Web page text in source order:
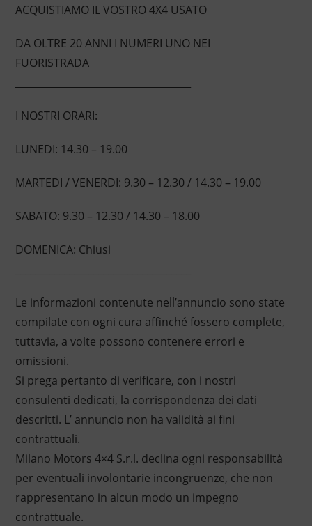
ACQUISTIAMO IL VOSTRO 4X4 USATO
DA OLTRE 20 ANNI I NUMERI UNO NEI
FUORISTRADA
I NOSTRI ORARI:
LUNEDI: 14.30 – 19.00
MARTEDI / VENERDI: 9.30 – 12.30 / 14.30 – 19.00
SABATO: 9.30 – 12.30 / 14.30 – 18.00
DOMENICA: Chiusi
Le informazioni contenute nell’annuncio sono state
compilate con ogni cura affinché fossero complete,
tuttavia, a volte possono contenere errori e
omissioni.
Si prega pertanto di verificare, con i nostri
consulenti dedicati, la corrispondenza dei dati
descritti. L’ annuncio non ha validità ai fini
contrattuali.
Milano Motors 4×4 S.r.l. declina ogni responsabilità
per eventuali involontarie incongruenze, che non
rappresentano in alcun modo un impegno
contrattuale.